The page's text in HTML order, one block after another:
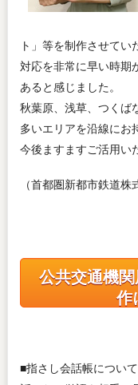
ト」等を制作させて
対応を非常に早い時期
あると感じました。
秋葉原、浅草、つくば
多いエリアを沿線にお
今後ますますご活用い
（首都圏新都市鉄道
公共交通機
作
■指さし会話帳について